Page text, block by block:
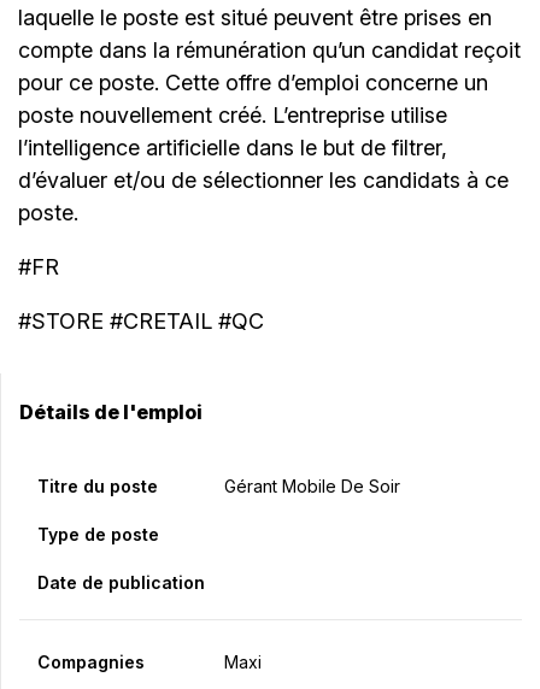
laquelle le poste est situé peuvent être prises en
compte dans la rémunération qu’un candidat reçoit
pour ce poste. Cette offre d’emploi concerne un
poste nouvellement créé. L’entreprise utilise
l’intelligence artificielle dans le but de filtrer,
d’évaluer et/ou de sélectionner les candidats à ce
poste.
#FR
#STORE #CRETAIL #QC
Détails de l'emploi
Titre du poste Gérant Mobile De Soir
Type de poste
Date de publication
Compagnies Maxi